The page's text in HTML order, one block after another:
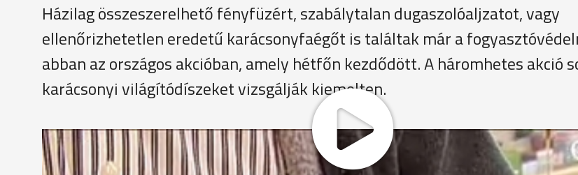
Házilag összeszerelhető fényfüzért, szabálytalan dugaszolóaljzatot, vagy
ellenőrizhetetlen eredetű karácsonyfaégőt is találtak már a
abban az országos akcióban, amely hétfőn kezdődött. A háromhetes akció
karácsonyi világítódíszeket vizsgálják kiemelten.
Az ellenőrzés során nem csak a szemükre hagyatkoznak a fogyasztóvédők. Kétféle internetes
használnak, ezekről pillanatok alatt lekérhető, hogy a polcon látott termék szerepel-e a tiltó listán.